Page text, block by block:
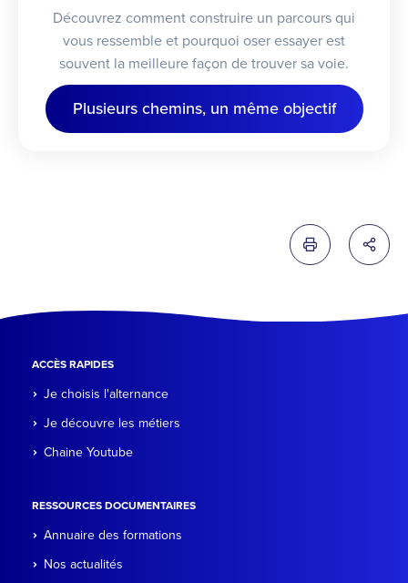
Découvrez comment construire un parcours qui
vous ressemble et pourquoi oser essayer est
souvent la meilleure façon de trouver sa voie.
Plusieurs chemins, un même objectif
Imprimer cette
ACCÈS RAPIDES
Je choisis l'alternance
Je découvre les métiers
Chaine Youtube
RESSOURCES DOCUMENTAIRES
Annuaire des formations
Nos actualités